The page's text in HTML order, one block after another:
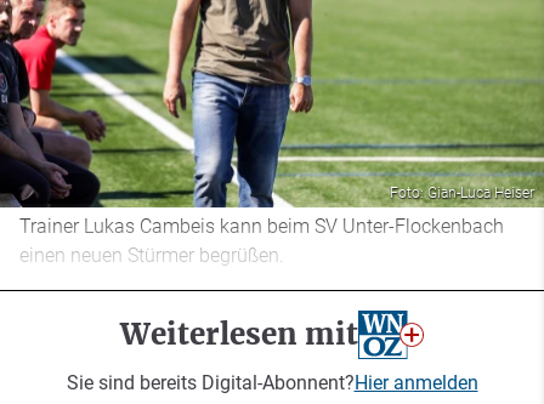
Foto: Gian-Luca Heiser
Trainer Lukas Cambeis kann beim SV Unter-Flockenbach
einen neuen Stürmer begrüßen.
Weiterlesen mit
Sie sind bereits Digital-Abonnent?Hier anmelden